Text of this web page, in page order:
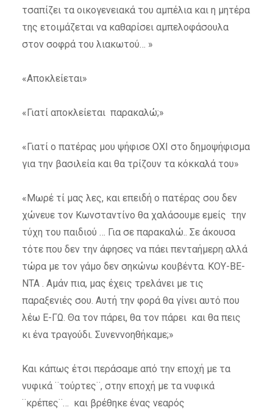
τσαπίζει τα οικογενειακά του αμπέλια και η μητέρα
της ετοιμάζεται να καθαρίσει αμπελοφάσουλα
στον σοφρά του λιακωτού… »
«Αποκλείεται»
«Γιατί αποκλείεται παρακαλώ;»
«Γιατί ο πατέρας μου ψήφισε ΟΧΙ στο δημοψήφισμα
για την βασιλεία και θα τρίζουν τα κόκκαλά του»
«Μωρέ τί μας λες, και επειδή ο πατέρας σου δεν
χώνευε τον Κωνσταντίνο θα χαλάσουμε εμείς την
τύχη του παιδιού … Για σε παρακαλώ.. Σε άκουσα
τότε που δεν την άφησες να πάει πενταήμερη αλλά
τώρα με τον γάμο δεν σηκώνω κουβέντα. ΚΟΥ-ΒΕ-
ΝΤΑ . Αμάν πια, μας έχεις τρελάνει με τις
παραξενιές σου. Αυτή την φορά θα γίνει αυτό που
λέω Ε-ΓΩ. Θα τον πάρει, θα τον πάρει και θα πεις
κι ένα τραγούδι. Συνεννοηθήκαμε;»
Και κάπως έτσι περάσαμε από την εποχή με τα
νυφικά ¨τούρτες¨, στην εποχή με τα νυφικά
¨κρέπες¨… και βρέθηκε ένας νεαρός